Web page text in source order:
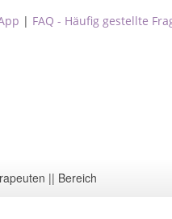
| FAQ - Häufig gestellte
|| Bereich